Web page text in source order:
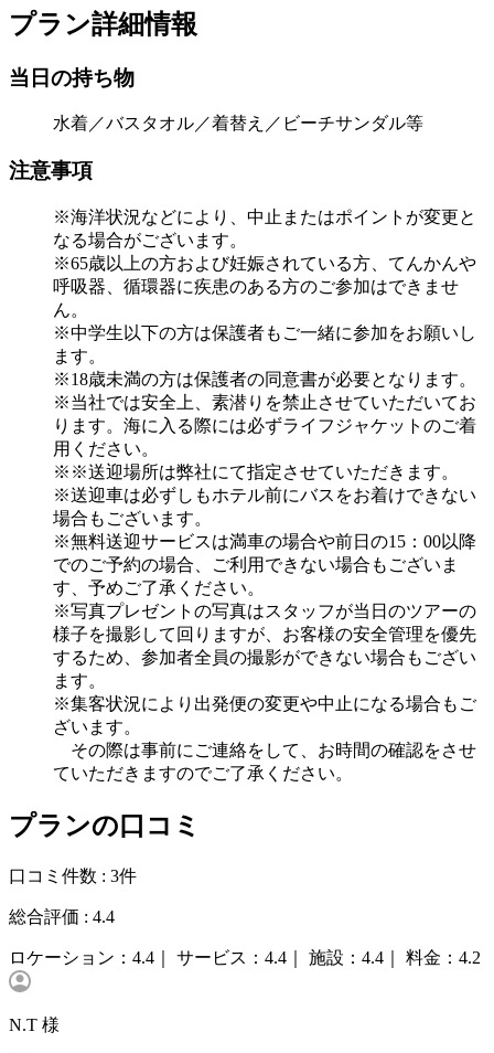
プラン詳細情報
当日の持ち物
水着／バスタオル／着替え／ビーチサンダル等
注意事項
※海洋状況などにより、中止またはポイントが変更と
なる場合がございます。
※65歳以上の方および妊娠されている方、てんかんや
呼吸器、循環器に疾患のある方のご参加はできませ
ん。
※中学生以下の方は保護者もご一緒に参加をお願いし
ます。
※18歳未満の方は保護者の同意書が必要となります。
※当社では安全上、素潜りを禁止させていただいてお
ります。海に入る際には必ずライフジャケットのご着
用ください。
※※送迎場所は弊社にて指定させていただきます。
※送迎車は必ずしもホテル前にバスをお着けできない
場合もございます。
※無料送迎サービスは満車の場合や前日の15：00以降
でのご予約の場合、ご利用できない場合もございま
す、予めご了承ください。
※写真プレゼントの写真はスタッフが当日のツアーの
様子を撮影して回りますが、お客様の安全管理を優先
するため、参加者全員の撮影ができない場合もござい
ます。
※集客状況により出発便の変更や中止になる場合もご
ざいます。
その際は事前にご連絡をして、お時間の確認をさせ
ていただきますのでご了承ください。
プランの口コミ
口コミ件数 : 3件
総合評価 : 4.4
ロケーション： 4.4｜ サービス： 4.4｜ 施設： 4.4｜ 料金： 4.2
N.T 様